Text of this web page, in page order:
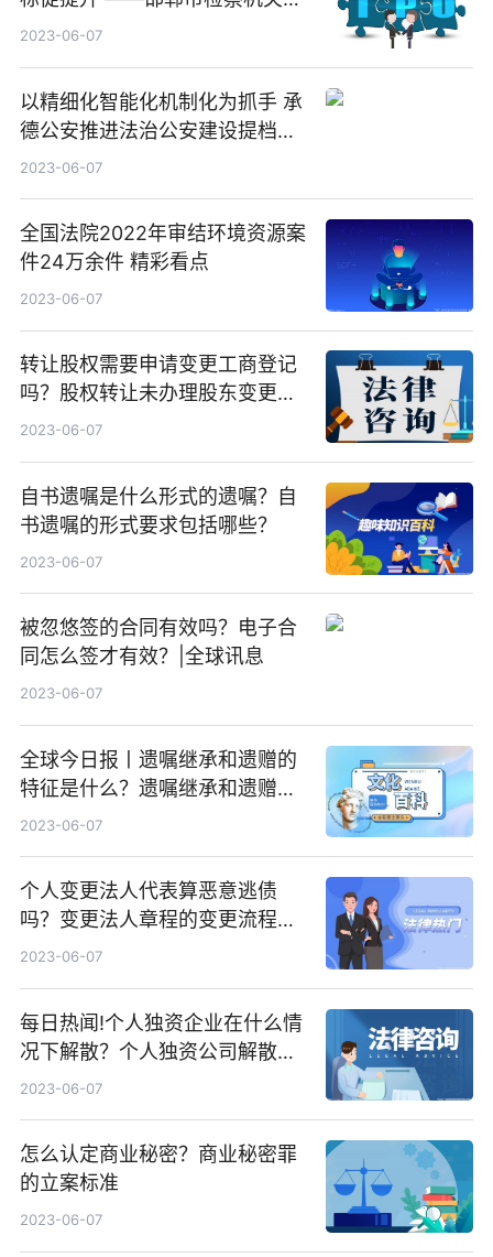
“比比看”促提升现场观摩活动侧
2023-06-07
以精细化智能化机制化为抓手 承
德公安推进法治公安建设提档升
级
2023-06-07
全国法院2022年审结环境资源案
件24万余件 精彩看点
2023-06-07
转让股权需要申请变更工商登记
吗？股权转让未办理股东变更登
记的法律风险
2023-06-07
自书遗嘱是什么形式的遗嘱？自
书遗嘱的形式要求包括哪些？
2023-06-07
被忽悠签的合同有效吗？电子合
同怎么签才有效？|全球讯息
2023-06-07
全球今日报丨遗嘱继承和遗赠的
特征是什么？遗嘱继承和遗赠有
区别吗？
2023-06-07
个人变更法人代表算恶意逃债
吗？变更法人章程的变更流程是
什么？-今日热文
2023-06-07
每日热闻!个人独资企业在什么情
况下解散？个人独资公司解散要
多久？
2023-06-07
怎么认定商业秘密？商业秘密罪
的立案标准
2023-06-07